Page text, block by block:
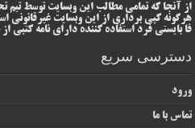
از آنجا که تمامی مطالب این وبسایت توسط تیم
هرگونه کپی برداری از این وبسایت
فا بایستی فرد استفاده کننده دارای نامه
دسترسی سریع
ورود
تماس با ما